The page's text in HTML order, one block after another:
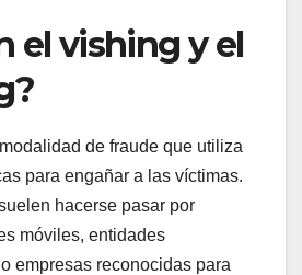
el vishing y el
de fraude que utiliza
para engañar a las víctimas.
hacerse pasar por
móviles, entidades
empresas reconocidas para